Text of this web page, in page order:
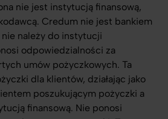
nie jest instytucją finansową,
Credum nie jest bankiem
należy do instytucji
odpowiedzialności za
umów pożyczkowych. Ta
dla klientów, działając jako
poszukującym pożyczki a
finansową. Nie ponosi